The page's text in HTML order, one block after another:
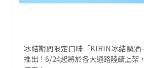
冰結期間限定口味「KIRIN冰結調酒-
推出！6/24起將於各大通路陸續上架